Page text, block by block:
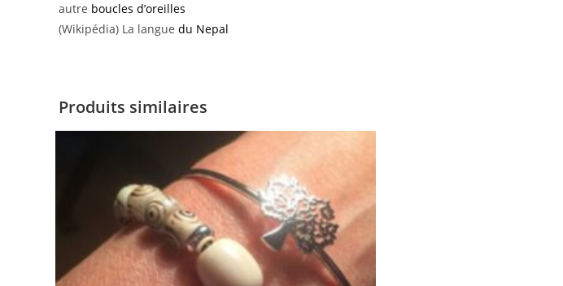
autre boucles d’oreilles
(Wikipédia) La langue du Nepal
Produits similaires